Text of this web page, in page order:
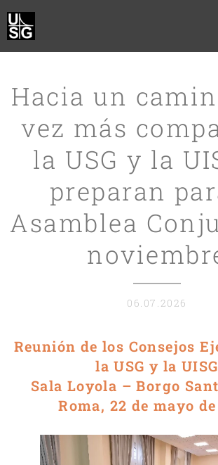
Hacia un
vez más
la USG y la
preparan
Asamblea
06.07.2026
Reunión de los Consejos
la USG y la UISG
Sala Loyola – Borgo
Roma, 22 de mayo